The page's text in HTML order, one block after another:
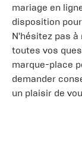
mariage en
disposition
N'hésitez pas
toutes vos
marque-place
demander
un plaisir de